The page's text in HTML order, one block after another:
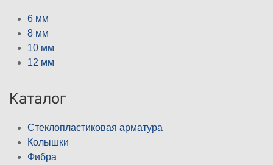
6 мм
8 мм
10 мм
12 мм
Каталог
Стеклопластиковая арматура
Колышки
Фибра